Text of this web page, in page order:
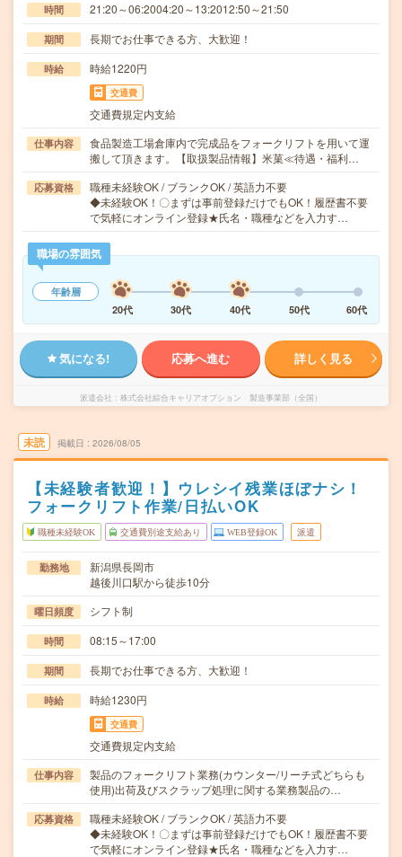
時間 21:20～06:2004:20～13:2012:50～21:50
期間 長期でお仕事できる方、大歓迎！
時給 時給1220円
交通費
交通費規定内支給
仕事内容
食品製造工場倉庫内で完成品をフォークリフトを用いて運
搬して頂きます。【取扱製品情報】米菓≪待遇・福利…
応募資格
職種未経験OK / ブランクOK / 英語力不要
◆未経験OK！〇まずは事前登録だけでもOK！履歴書不要
で気軽にオンライン登録★氏名・職種などを入力す…
職場の雰囲気
年齢層
20代
30代 40代 50代 60代
気になる! 応募へ進む 詳しく見る
派遣会社 株式会社綜合キャリアオプション 製造事業部（全国）
未読 掲載日 2026/08/05
【未経験者歓迎！】ウレシイ残業ほぼナシ！
フォークリフト作業/日払いOK
職種未経験OK 交通費別途支給あり WEB登録OK 派遣
勤務地
新潟県長岡市
越後川口駅から徒歩10分
曜日頻度 シフト制
時間 08:15～17:00
期間 長期でお仕事できる方、大歓迎！
時給 時給1230円
交通費
交通費規定内支給
仕事内容
製品のフォークリフト業務(カウンター/リーチ式どちらも
使用)出荷及びスクラップ処理に関する業務製品の…
応募資格
職種未経験OK / ブランクOK / 英語力不要
◆未経験OK！〇まずは事前登録だけでもOK！履歴書不要
で気軽にオンライン登録★氏名・職種などを入力す…